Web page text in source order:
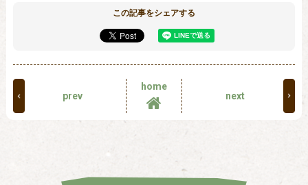
この記事をシェアする
prev
home
next